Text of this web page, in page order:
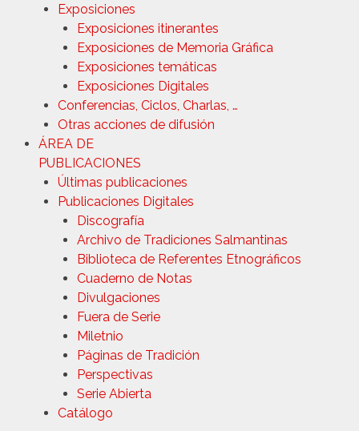
Exposiciones
Exposiciones itinerantes
Exposiciones de Memoria Gráfica
Exposiciones temáticas
Exposiciones Digitales
Conferencias, Ciclos, Charlas, …
Otras acciones de difusión
ÁREA DE
PUBLICACIONES
Últimas publicaciones
Publicaciones Digitales
Discografía
Archivo de Tradiciones Salmantinas
Biblioteca de Referentes Etnográficos
Cuaderno de Notas
Divulgaciones
Fuera de Serie
Miletnio
Páginas de Tradición
Perspectivas
Serie Abierta
Catálogo